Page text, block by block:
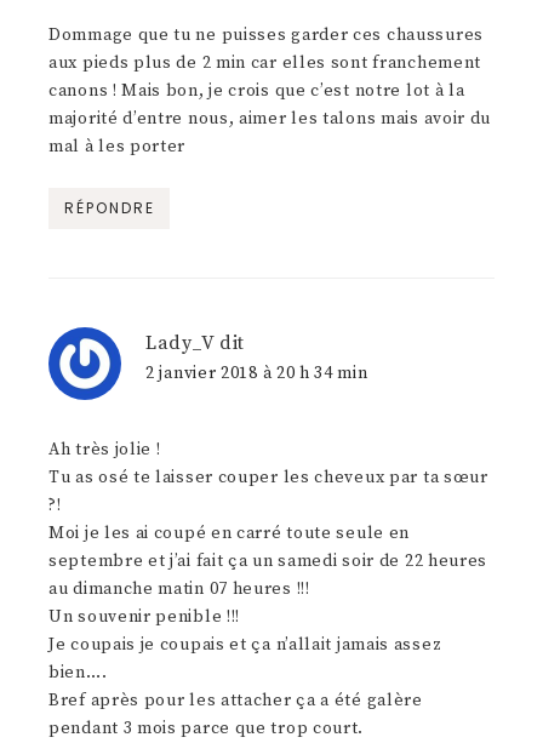
Dommage que tu ne puisses garder ces chaussures
aux pieds plus de 2 min car elles sont franchement
canons ! Mais bon, je crois que c’est notre lot à la
majorité d’entre nous, aimer les talons mais avoir du
mal à les porter
RÉPONDRE
Lady_V dit
2 janvier 2018 à 20 h 34 min
Ah très jolie !
Tu as osé te laisser couper les cheveux par ta sœur
?!
Moi je les ai coupé en carré toute seule en
septembre et j’ai fait ça un samedi soir de 22 heures
au dimanche matin 07 heures !!!
Un souvenir penible !!!
Je coupais je coupais et ça n’allait jamais assez
bien….
Bref après pour les attacher ça a été galère
pendant 3 mois parce que trop court.